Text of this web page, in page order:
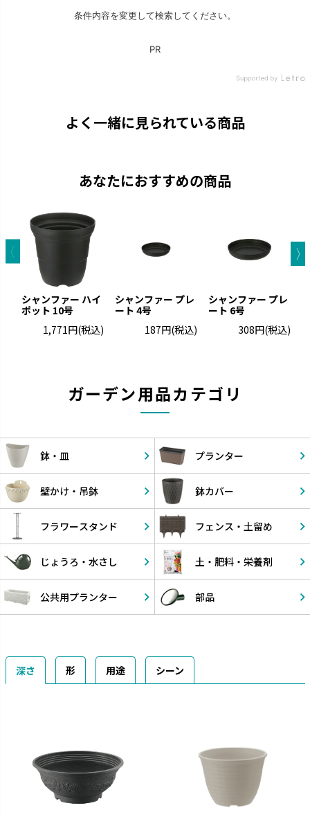
よく一緒に見られている商品
あなたにおすすめの商品
シャンファー ハイ
ポット 10号
1,771円(税込)
シャンファー プレ
ート 4号
187円(税込)
シャンファー プレ
ート 6号
308円(税込)
ガーデン用品カテゴリ
鉢・皿 プランター
壁かけ・ 吊鉢 鉢カバー
フラワースタンド フェンス・ 土留め
じょうろ・ 水さし 土・肥料・ 栄養剤
公共用プランター 部品
深さ 形 用途 シーン